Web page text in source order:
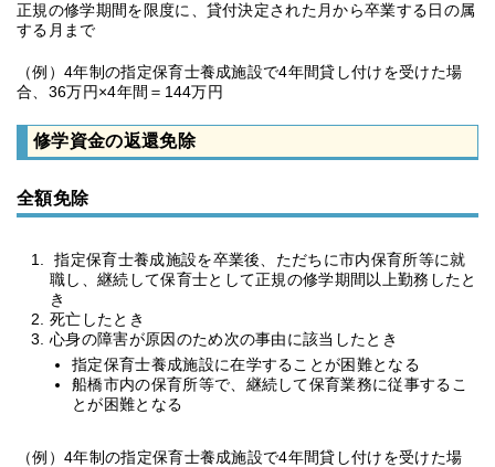
正規の修学期間を限度に、貸付決定された月から卒業する日の属
する月まで
（例）4年制の指定保育士養成施設で4年間貸し付けを受けた場
合、36万円×4年間＝144万円
修学資金の返還免除
全額免除
指定保育士養成施設を卒業後、ただちに市内保育所等に就
職し、継続して保育士として正規の修学期間以上勤務したと
き
死亡したとき
心身の障害が原因のため次の事由に該当したとき
指定保育士養成施設に在学することが困難となる
船橋市内の保育所等で、継続して保育業務に従事するこ
とが困難となる
（例）4年制の指定保育士養成施設で4年間貸し付けを受けた場